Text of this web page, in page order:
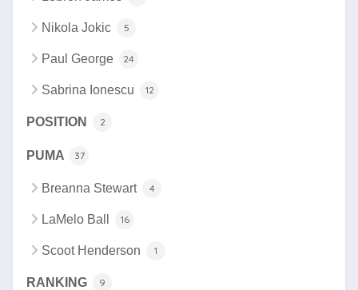
Nikola Jokic 5
Paul George 24
Sabrina Ionescu 12
POSITION 2
PUMA 37
Breanna Stewart 4
LaMelo Ball 16
Scoot Henderson 1
RANKING 9